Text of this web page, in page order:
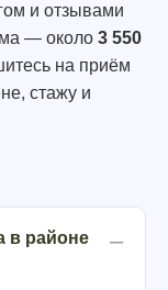
и отзывами
— около 3 550
на приём
стажу и
в районе